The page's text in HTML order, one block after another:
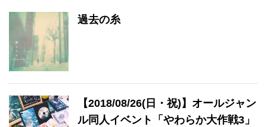
過去の糸
【2018/08/26(日・祝)】オールジャン
ル同人イベント「やわらか大作戦3」